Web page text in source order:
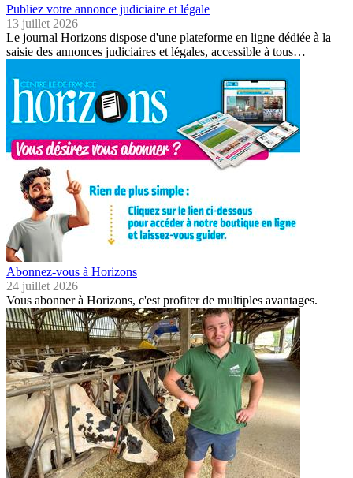
Publiez votre annonce judiciaire et légale
13 juillet 2026
Le journal Horizons dispose d'une plateforme en ligne dédiée à la
saisie des annonces judiciaires et légales, accessible à tous…
Abonnez-vous à Horizons
24 juillet 2026
Vous abonner à Horizons, c'est profiter de multiples avantages.